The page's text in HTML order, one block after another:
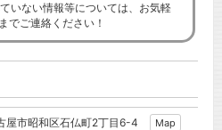
いない情報等については、お気軽
でご連絡ください！
屋市昭和区石仏町2丁目6-4 Map